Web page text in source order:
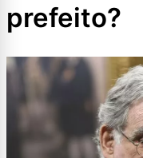
prefeito?